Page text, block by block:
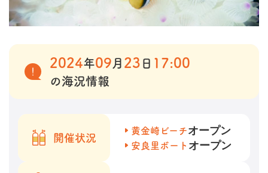
2024年09 月 23 日 17:00
の海況情報
開催状況
黄金崎ビーチオープン
安良里ボート オープン